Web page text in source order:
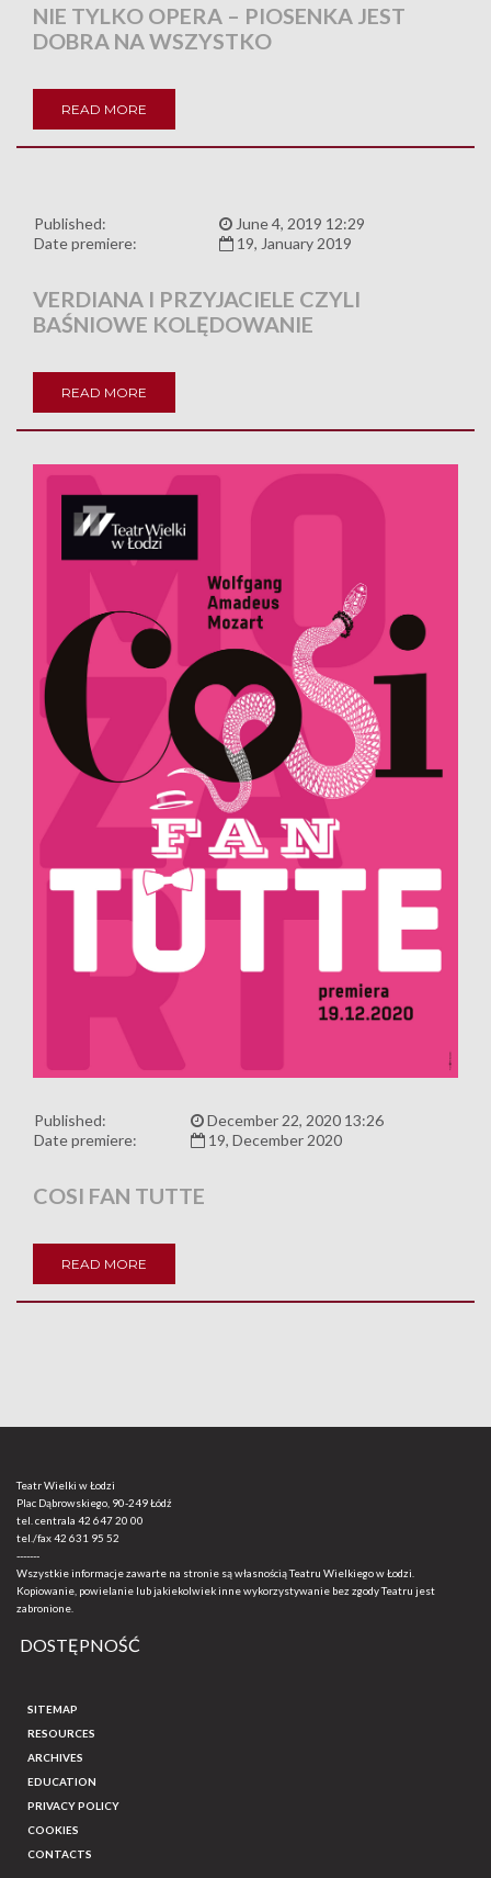
NIE TYLKO OPERA – PIOSENKA JEST
DOBRA NA WSZYSTKO
READ MORE
Published:
June 4, 2019 12:29
Date premiere:
19, January 2019
VERDIANA I PRZYJACIELE CZYLI
BAŚNIOWE KOLĘDOWANIE
READ MORE
Published:
December 22, 2020 13:26
Date premiere:
19, December 2020
COSI FAN TUTTE
READ MORE
Teatr Wielki w Łodzi
Plac Dąbrowskiego, 90-249 Łódź
tel. centrala 42 647 20 00
tel./fax42 631 95 52
-------
Wszystkie informacje zawarte na stronie są własnością Teatru Wielkiego w Łodzi.
Kopiowanie, powielanie lub jakiekolwiek inne wykorzystywanie bez zgody Teatru jest
zabronione.
DOSTĘPNOŚĆ
SITEMAP
RESOURCES
ARCHIVES
EDUCATION
PRIVACY POLICY
COOKIES
CONTACTS